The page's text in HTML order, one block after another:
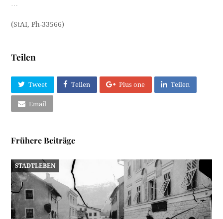
(StAI, Ph-33566)
Teilen
Tweet Teilen Plus one Teilen
Email
Frühere Beiträge
STADTLEBEN